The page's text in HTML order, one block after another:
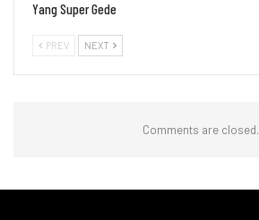
Yang Super Gede
PREV NEXT
Comments are closed.